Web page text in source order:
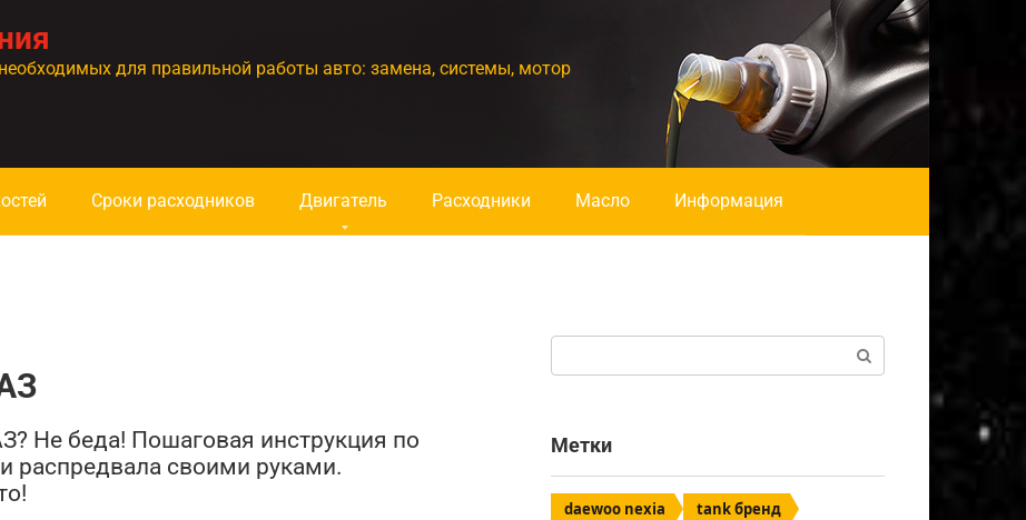
для правильной работы авто: замена, системы, мотор
Сроки расходников Двигатель Расходники Масло Информация
Не беда! Пошаговая инструкция по
распредвала своими руками.
Метки
daewoo nexia
tank бренд